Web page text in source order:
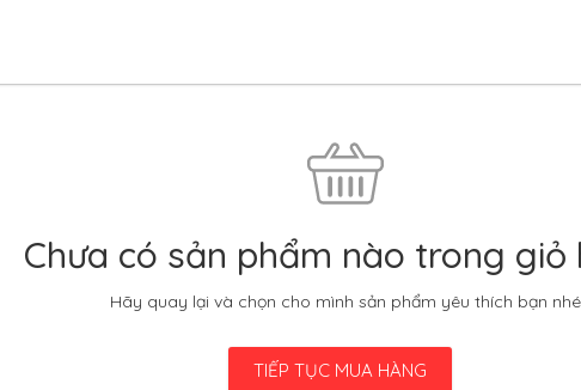
Chưa có sản phẩm nào trong giỏ
Hãy quay lại và chọn cho mình sản phẩm yêu thích bạn nhé
TIẾP TỤC MUA HÀNG